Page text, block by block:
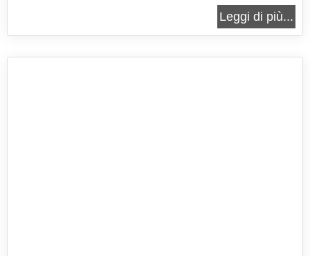
magari in una terrazza con vista mare, dove la
brezza salmastra si mescola ai profumi della
Leggi di più...